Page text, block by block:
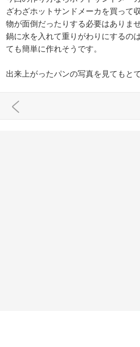
ざわざホットサンドメーカを買って
物が面倒だったりする必要はありませ
鍋に水を入れて重りがわりにするの
ても簡単に作れそうです。
出来上がったパンの写真を見てもと